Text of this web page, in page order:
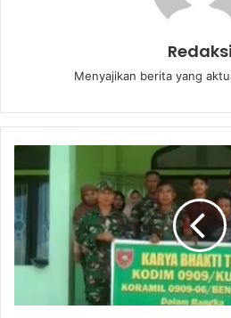
Redaksi
Menyajikan berita yang